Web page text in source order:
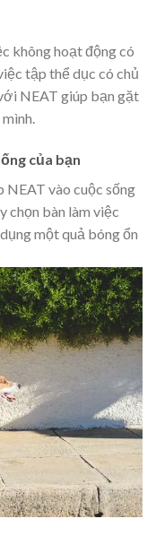
không hoạt động có
tập thể dục có chủ
NEAT giúp bạn gặt
của bạn
NEAT vào cuộc sống
chọn bàn làm việc
một quả bóng ổn